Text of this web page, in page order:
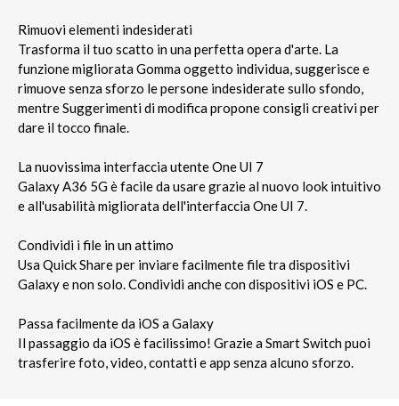
Rimuovi elementi indesiderati
Trasforma il tuo scatto in una perfetta opera d'arte. La
funzione migliorata Gomma oggetto individua, suggerisce e
rimuove senza sforzo le persone indesiderate sullo sfondo,
mentre Suggerimenti di modifica propone consigli creativi per
dare il tocco finale.
La nuovissima interfaccia utente One UI 7
Galaxy A36 5G è facile da usare grazie al nuovo look intuitivo
e all'usabilità migliorata dell'interfaccia One UI 7.
Condividi i file in un attimo
Usa Quick Share per inviare facilmente file tra dispositivi
Galaxy e non solo. Condividi anche con dispositivi iOS e PC.
Passa facilmente da iOS a Galaxy
Il passaggio da iOS è facilissimo! Grazie a Smart Switch puoi
trasferire foto, video, contatti e app senza alcuno sforzo.